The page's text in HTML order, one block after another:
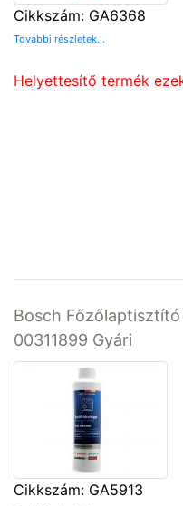
Cikkszám: GA6368
További részletek...
Helyettesítő termék
Bosch
00311899 Gyári
Cikkszám: GA5913